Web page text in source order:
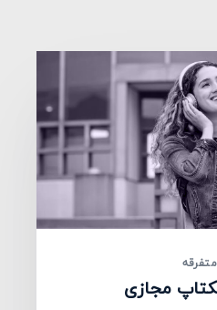
متفرقه
مجازی